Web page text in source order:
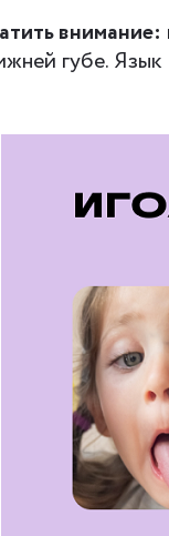
внимание:
губе.